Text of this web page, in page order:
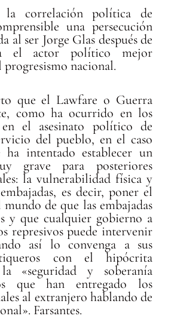
la correlación política de
una persecución
al ser Jorge Glas después de
el actor político mejor
nacional.
que el Lawfare o Guerra
como ha ocurrido en los
el asesinato político de
del pueblo, en el caso
ha intentado establecer un
grave para posteriores
la vulnerabilidad física y
es decir, poner el
de que las embajadas
y que cualquier gobierno a
represivos puede intervenir
así lo convenga a sus
con el hipócrita
«seguridad y soberanía
que han entregado los
al extranjero hablando de
Farsantes.